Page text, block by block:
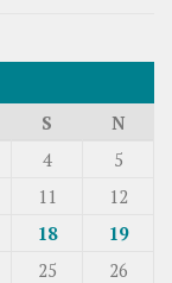
S N
4
5
11
12
18
19
25
26